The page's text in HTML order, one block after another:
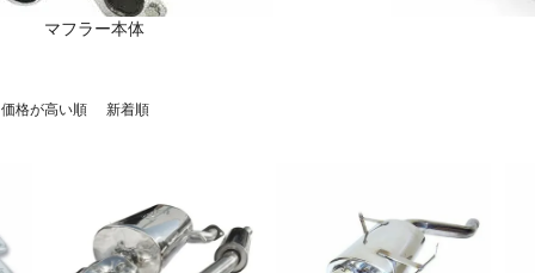
マフラー本体
価格が高い順 新着順